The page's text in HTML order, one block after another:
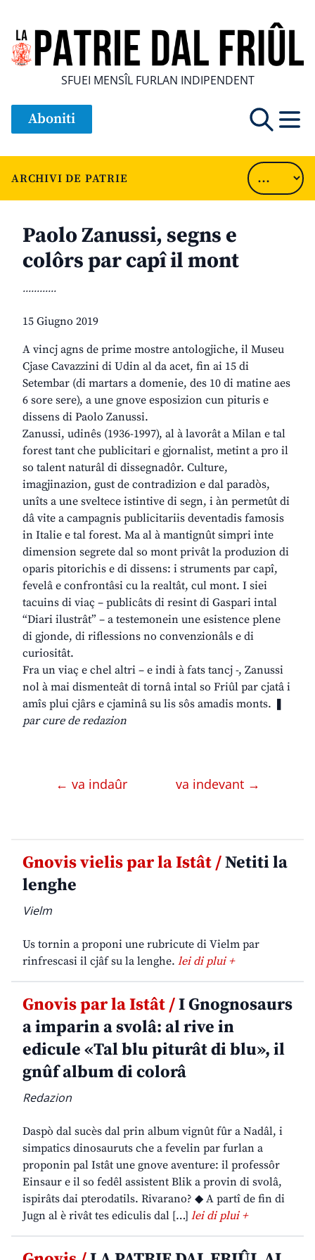
SFUEI MENSÎL FURLAN INDIPENDENT
Aboniti
ARCHIVI DE PATRIE
Paolo Zanussi, segns e
colôrs par capî il mont
............
15 Giugno 2019
A vincj agns de prime mostre antologjiche, il Museu
Cjase Cavazzini di Udin al da acet, fin ai 15 di
Setembar (di martars a domenie, des 10 di matine aes
6 sore sere), a une gnove esposizion cun pituris e
dissens di Paolo Zanussi.
Zanussi, udinês (1936-1997), al à lavorât a Milan e tal
forest tant che publicitari e gjornalist, metint a pro il
so talent naturâl di dissegnadôr. Culture,
imagjinazion, gust de contradizion e dal paradòs,
unîts a une sveltece istintive di segn, i àn permetût di
dâ vite a campagnis publicitariis deventadis famosis
in Italie e tal forest. Ma al à mantignût simpri inte
dimension segrete dal so mont privât la produzion di
oparis pitorichis e di dissens: i struments par capî,
fevelâ e confrontâsi cu la realtât, cul mont. I siei
tacuins di viaç – publicâts di resint di Gaspari intal
“Diari ilustrât” – a testemonein une esistence plene
di gjonde, di riflessions no convenzionâls e di
curiositât.
Fra un viaç e chel altri – e indi à fats tancj -, Zanussi
nol à mai dismenteât di tornâ intal so Friûl par cjatâ i
amîs plui cjârs e cjaminâ su lis sôs amadis monts. ❚
par cure de redazion
← va indaûr va indevant →
Gnovis vielis par la Istât /Netiti la
lenghe
Vielm
Us tornin a proponi une rubricute di Vielm par
rinfrescasi il cjâf su la lenghe. lei di plui +
Gnovis par la Istât /I Gnognosaurs
a imparin a svolâ: al rive in
edicule «Tal blu piturât di blu», il
gnûf album di colorâ
Redazion
Daspò dal sucès dal prin album vignût fûr a Nadâl, i
simpatics dinosauruts che a fevelin par furlan a
proponin pal Istât une gnove aventure: il professôr
Einsaur e il so fedêl assistent Blik a provin di svolâ,
ispirâts dai pterodatils. Rivarano? ◆ A partî de fin di
Jugn al è rivât tes ediculis dal […] lei di plui +